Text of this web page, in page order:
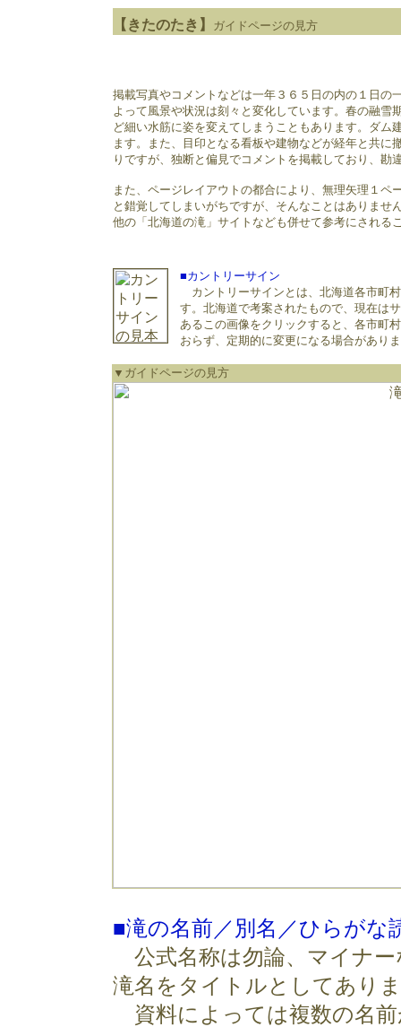
【きたのたき】 ガイドページの見方
掲載写真やコメントなどは一年３６５日の内の１日の
よって風景や状況は刻々と変化しています。春の融
ど細い水筋に姿を変えてしまうこともあります。ダ
ます。また、目印となる看板や建物などが経年と共
りですが、独断と偏見でコメントを掲載しており、勘
また、ページレイアウトの都合により、無理矢理１
と錯覚してしまいがちですが、そんなことはありま
他の「北海道の滝」サイトなども併せて参考にされる
■カントリーサイン
カントリーサインとは、北海道各市町
す。北海道で考案されたもので、現在は
あるこの画像をクリックすると、各市町
おらず、定期的に変更になる場合があり
▼ガイドページの見方
■滝の名前／別名／ひらがな
公式名称は勿論、マイナ
滝名をタイトルとしてあり
資料によっては複数の名